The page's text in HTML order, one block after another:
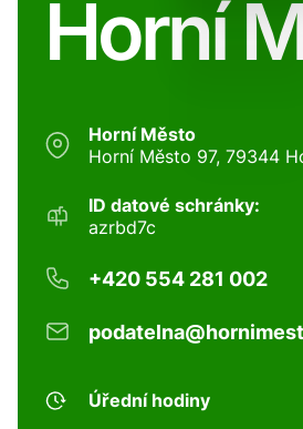
Horní
Horní Město
Horní Město 97, 79344
ID datové schránky:
azrbd7c
+420 554 281 002
Úřední hodiny